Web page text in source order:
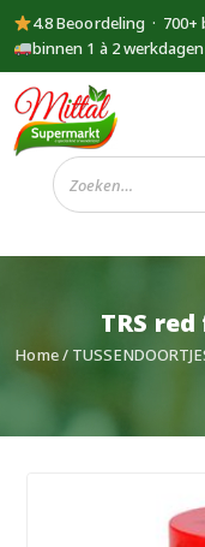
4.8 Beoordeling ·
binnen 1 à 2
Supermarkt
Mittal
TRS
Home/